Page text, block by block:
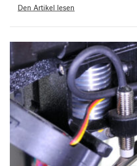
Den Artikel lesen